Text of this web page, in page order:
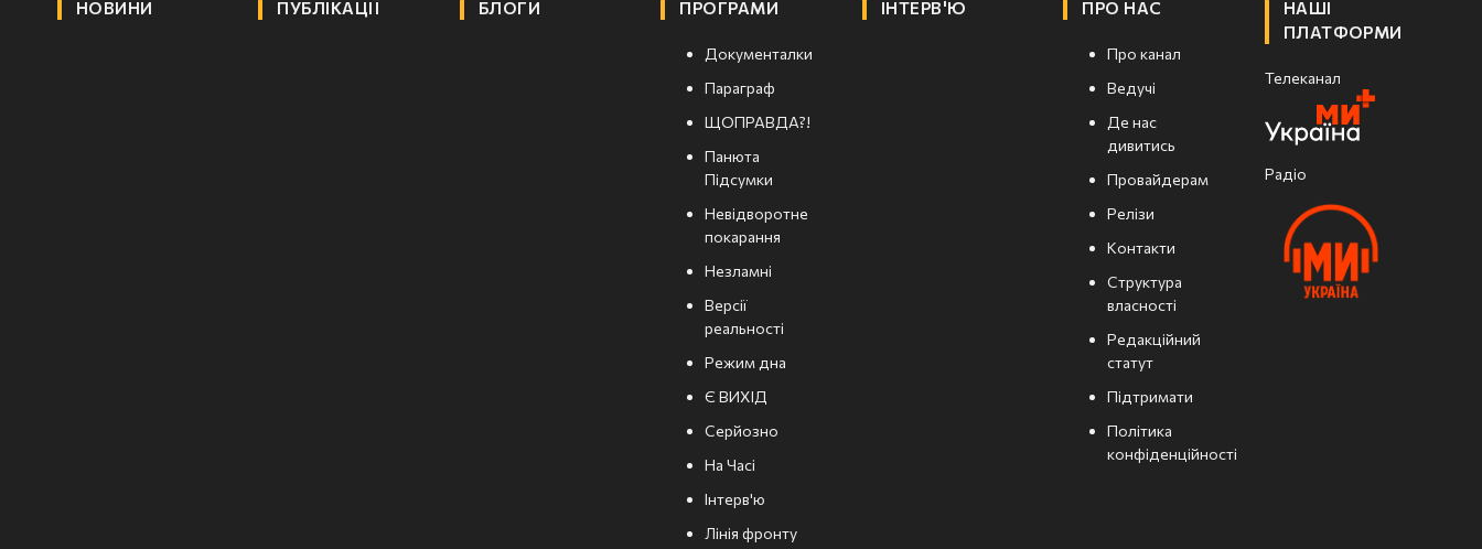
НОВИНИ ПУБЛІКАЦІЇ БЛОГИ ПРОГРАМИ
Документалки
Параграф
ЩОПРАВДА?!
Панюта
Підсумки
Невідворотне
покарання
Незламні
Версії
реальності
Режим дна
Є ВИХІД
Серйозно
На Часі
Інтерв'ю
Лінія фронту
ІНТЕРВ'Ю ПРО НАС
Про канал
Ведучі
Де нас
дивитись
Провайдерам
Релізи
Контакти
Структура
власності
Редакційний
статут
Підтримати
Політика
конфіденційності
НАШІ
ПЛАТФОРМИ
Телеканал
Радіо